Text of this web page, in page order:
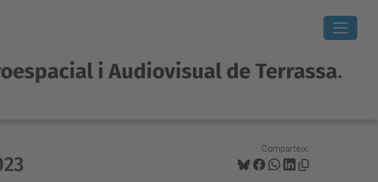
i Audiovisual de Terrassa.
Comparteix: